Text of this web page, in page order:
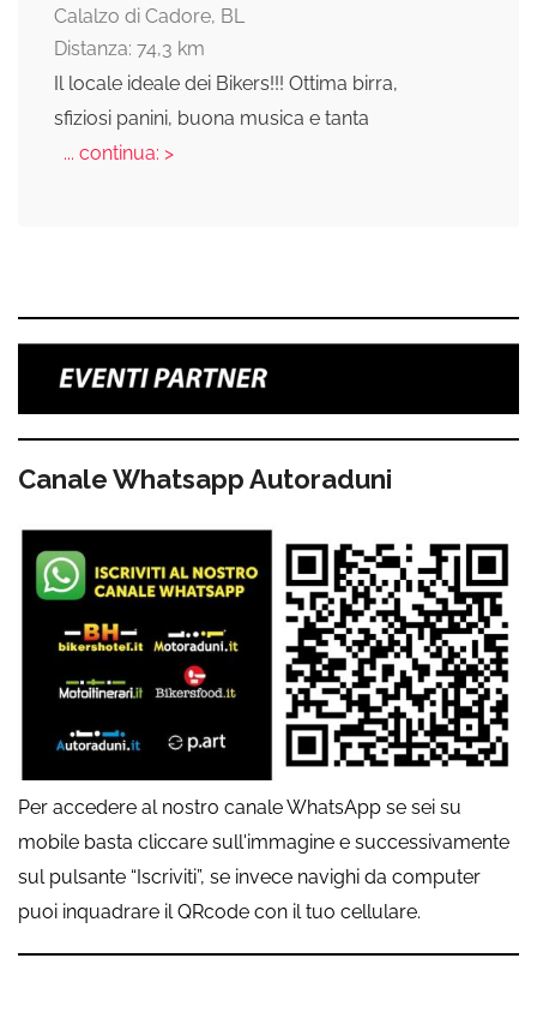
Calalzo di Cadore, BL
Distanza: 74,3 km
Il locale ideale dei Bikers!!! Ottima birra,
sfiziosi panini, buona musica e tanta
... continua: >
Canale Whatsapp Autoraduni
Per accedere al nostro canale WhatsApp se sei su
mobile basta cliccare sull'immagine e successivamente
sul pulsante “Iscriviti”, se invece navighi da computer
puoi inquadrare il QRcode con il tuo cellulare.